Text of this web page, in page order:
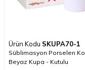
Ürün Kodu SKUPA70-1
Süblimasyon Porselen
Beyaz Kupa - Kutulu